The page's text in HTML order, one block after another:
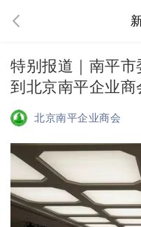
特别报道｜南平
到北京南平企业商
北京南平企业商会